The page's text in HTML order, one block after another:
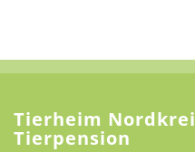
Tierheim
Tierpension